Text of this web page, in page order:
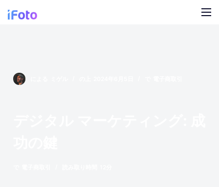
コ
に
スオンライン背景チェンジャー